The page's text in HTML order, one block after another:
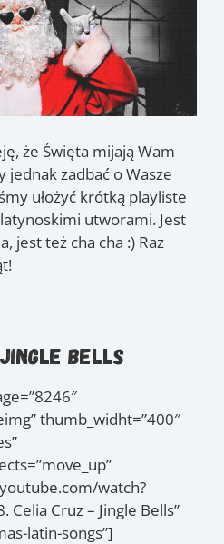
że Święta mijają Wam
jednak zadbać o Wasze
ułożyć krótką playliste
utworami. Jest
jest też cha cha :) Raz
Bells
thumb_widht=”400″
watch?
Celia Cruz – Jingle Bells”
latin-songs”]